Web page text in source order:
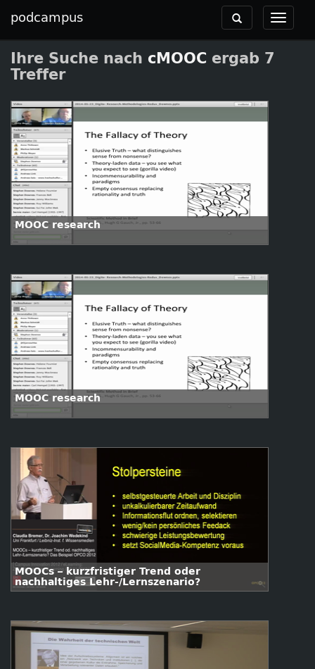
podcampus
Toggle
Toggle
navigation
Ihre Suche nach cMOOC ergab 7
Treffer
MOOC research
MOOC research
MOOCs – kurzfristiger Trend oder
nachhaltiges Lehr-/Lernszenario?